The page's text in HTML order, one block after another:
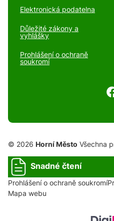
Elektronická podatelna
Důležité zákony a
vyhlášky
Prohlášení o ochraně
soukromí
© 2026 Horní Město Všechna
Snadné čtení
Prohlášení o ochraně soukromí
Mapa webu